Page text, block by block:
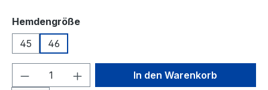
Hemdengrößeauswählen
45
46
Produkt Anzahl: Gib denIn den Warenkorb